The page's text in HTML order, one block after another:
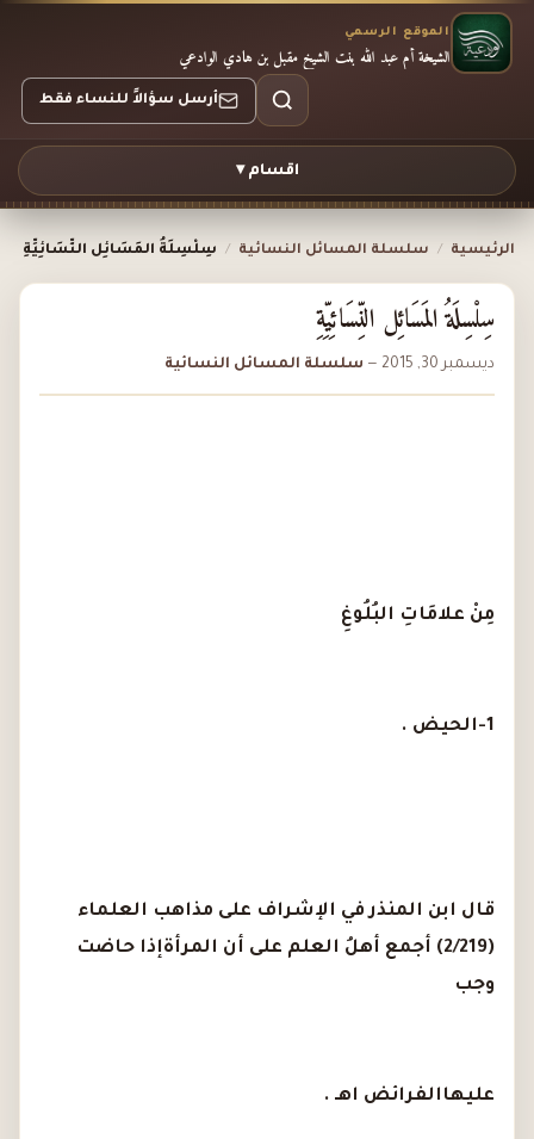
الموقع الرسمي
الشيخة أم عبد الله بنت الشيخ مقبل بن هادي الوادعي
أرسل سؤالاً للنساء فقط
اقسام ▾
الرئيسية / سلسلة المسائل النسائية / سِلْسِلَةُ المَسَائِل النِّسَائِيِّةِ
سِلْسِلَةُ المَسَائِل النِّسَائِيِّةِ
ديسمبر 30, 2015 — سلسلة المسائل النسائية
مِنْ علامَاتِ البُلُوغِ
1-الحيض .
قال ابن المنذر في الإشراف على مذاهب العلماء
(2/219) أجمع أهلُ العلم على أن المرأةإذا حاضت
وجب
عليهاالفرائض اهـ .